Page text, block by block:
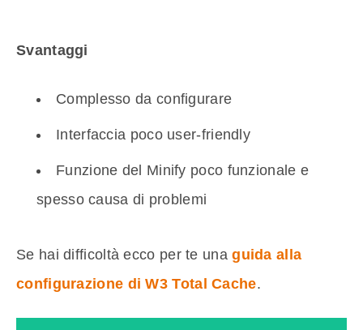
Svantaggi
Complesso da configurare
Interfaccia poco user-friendly
Funzione del Minify poco funzionale e
spesso causa di problemi
Se hai difficoltà ecco per te unaguida alla
configurazione di W3 Total Cache.